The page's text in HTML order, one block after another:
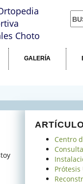
Choto
GALERÍA
Centro